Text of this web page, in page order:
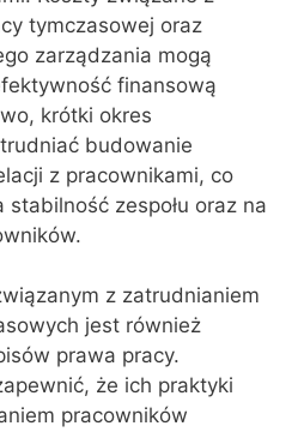
tymczasowej oraz
zarządzania mogą
finansową
krótki okres
budowanie
z pracownikami, co
stabilność zespołu oraz na
z zatrudnianiem
jest również
prawa pracy.
że ich praktyki
pracowników